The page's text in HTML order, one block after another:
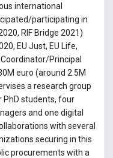
international
participating in
RIF Bridge 2021)
EU Just, EU Life,
Principal
euro (around 2.5M
a research group
PhD students, four
and one digital
with several
securing in this
procurements with a